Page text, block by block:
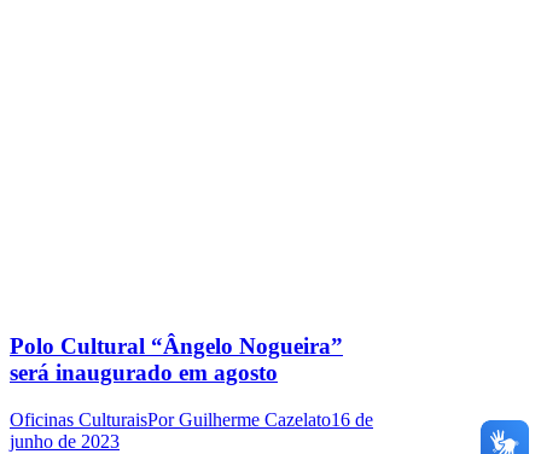
Polo Cultural “Ângelo Nogueira”
será inaugurado em agosto
Oficinas CulturaisPorGuilherme Cazelato16 de
junho de 2023